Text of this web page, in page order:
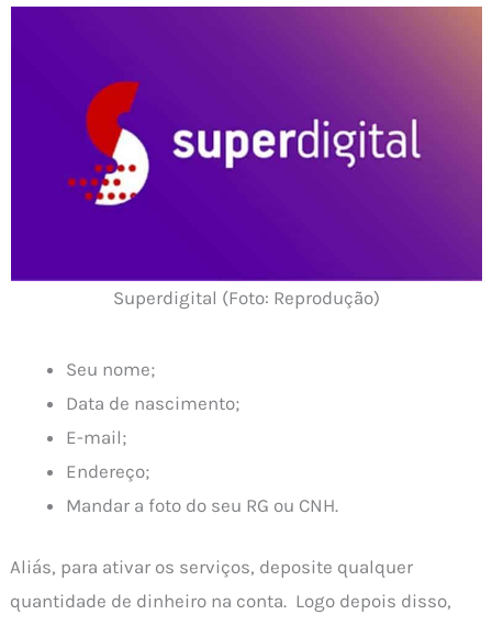
Superdigital (Foto: Reprodução)
Seu nome;
Data de nascimento;
E-mail;
Endereço;
Mandar a foto do seu RG ou CNH.
Aliás, para ativar os serviços, deposite qualquer
quantidade de dinheiro na conta. Logo depois disso,